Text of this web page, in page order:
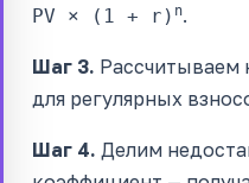
PV × (1 + r) n.
Шаг 3. Рассчитываем
для регулярных
Шаг 4. Делим